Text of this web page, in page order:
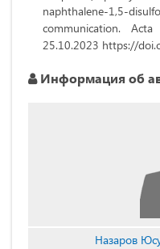
naphthalene-1,5-
communication.
25.10.2023 https://
Информация об
Назаров